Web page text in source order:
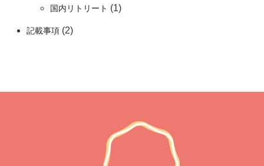
国内リトリート (1)
記載事項 (2)